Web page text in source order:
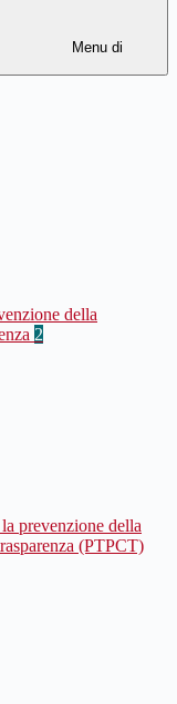
Menu di
della
2
prevenzione della
(PTPCT)